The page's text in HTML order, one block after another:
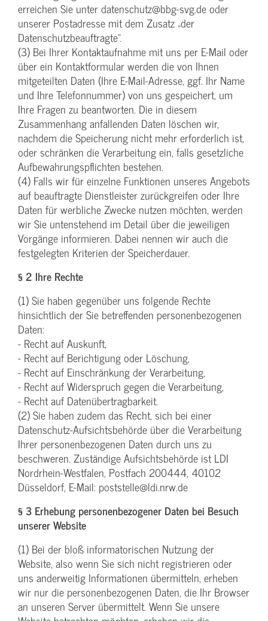
erreichen Sie unter datenschutz@bbg-svg.de oder
unserer Postadresse mit dem Zusatz „der
Datenschutzbeauftragte“.
(3) Bei Ihrer Kontaktaufnahme mit uns per E-Mail oder
über ein Kontaktformular werden die von Ihnen
mitgeteilten Daten (Ihre E-Mail-Adresse, ggf. Ihr Name
und Ihre Telefonnummer) von uns gespeichert, um
Ihre Fragen zu beantworten. Die in diesem
Zusammenhang anfallenden Daten löschen wir,
nachdem die Speicherung nicht mehr erforderlich ist,
oder schränken die Verarbeitung ein, falls gesetzliche
Aufbewahrungspflichten bestehen.
(4) Falls wir für einzelne Funktionen unseres Angebots
auf beauftragte Dienstleister zurückgreifen oder Ihre
Daten für werbliche Zwecke nutzen möchten, werden
wir Sie untenstehend im Detail über die jeweiligen
Vorgänge informieren. Dabei nennen wir auch die
festgelegten Kriterien der Speicherdauer.
§ 2 Ihre Rechte
(1) Sie haben gegenüber uns folgende Rechte
hinsichtlich der Sie betreffenden personenbezogenen
Daten:
- Recht auf Auskunft,
- Recht auf Berichtigung oder Löschung,
- Recht auf Einschränkung der Verarbeitung,
- Recht auf Widerspruch gegen die Verarbeitung,
- Recht auf Datenübertragbarkeit.
(2) Sie haben zudem das Recht, sich bei einer
Datenschutz-Aufsichtsbehörde über die Verarbeitung
Ihrer personenbezogenen Daten durch uns zu
beschweren. Zuständige Aufsichtsbehörde ist LDI
Nordrhein-Westfalen, Postfach 200444, 40102
Düsseldorf, E-Mail: poststelle@ldi.nrw.de
§ 3 Erhebung personenbezogener Daten bei Besuch
unserer Website
(1) Bei der bloß informatorischen Nutzung der
Website, also wenn Sie sich nicht registrieren oder
uns anderweitig Informationen übermitteln, erheben
wir nur die personenbezogenen Daten, die Ihr Browser
an unseren Server übermittelt. Wenn Sie unsere